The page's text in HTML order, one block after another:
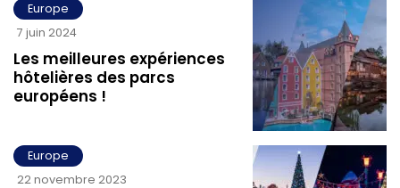
Europe
7 juin 2024
Les meilleures expériences
hôtelières des parcs
européens !
Europe
22 novembre 2023